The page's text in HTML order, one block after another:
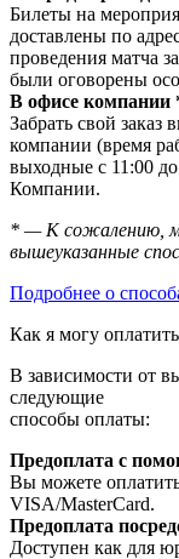
Билеты на
доставлены по
проведения матча
были оговорены
В офисе компании
Забрать свой заказ
компании (время
выходные с 11:00
Компании.
* — К сожалению,
вышеуказанные
Подробнее о
Как я могу
В зависимости от
следующие
способы оплаты:
Предоплата с
Вы можете
VISA/MasterСard.
Предоплата
Доступен как для